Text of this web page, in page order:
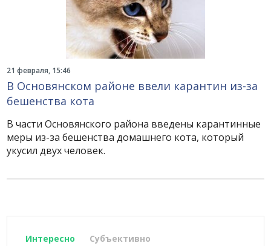
21 февраля, 15:46
В Основянском районе ввели карантин из-за
бешенства кота
В части Основянского района введены карантинные
меры из-за бешенства домашнего кота, который
укусил двух человек.
Интересно Субъективно